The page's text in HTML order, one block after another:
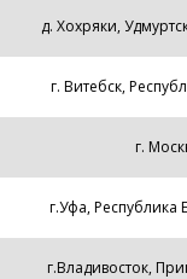
д. Хохряки,
г. Витебск,
г.
г.Уфа, Республика
г.Владивосток,